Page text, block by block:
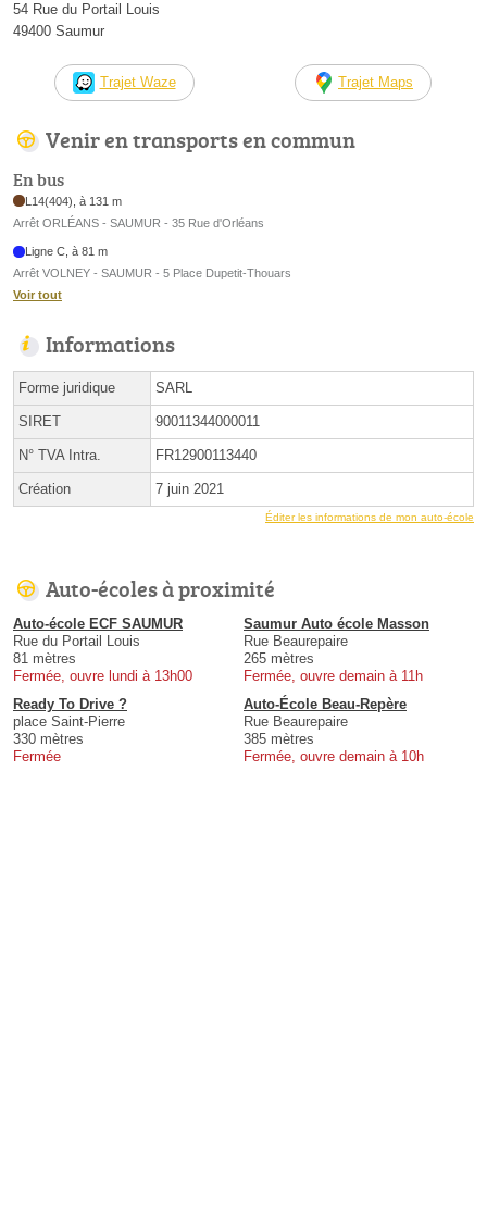
54 Rue du Portail Louis
49400 Saumur
Trajet Waze Trajet Maps
Venir en transports en commun
En bus
L14(404), à 131 m
Arrêt ORLÉANS - SAUMUR - 35 Rue d'Orléans
Ligne C, à 81 m
Arrêt VOLNEY - SAUMUR - 5 Place Dupetit-Thouars
Voir tout
Informations
Forme juridique SARL
SIRET 90011344000011
N° TVA Intra. FR12900113440
Création 7 juin 2021
Éditer les informations de mon auto-école
Auto-écoles à proximité
Auto-école ECF SAUMUR
Rue du Portail Louis
81 mètres
Fermée, ouvre lundi à 13h00
Saumur Auto école Masson
Rue Beaurepaire
265 mètres
Fermée, ouvre demain à 11h
Ready To Drive ?
place Saint-Pierre
330 mètres
Fermée
Auto-École Beau-Repère
Rue Beaurepaire
385 mètres
Fermée, ouvre demain à 10h